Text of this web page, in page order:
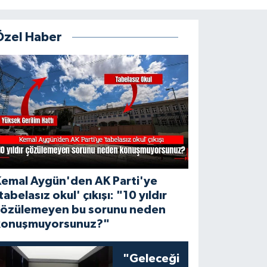
Haber
Aygün'den AK Parti'ye
okul' çıkışı: "10 yıldır
bu sorunu neden
"Geleceği